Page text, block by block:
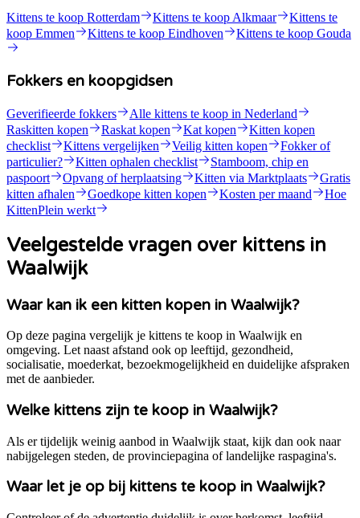
Kittens te koop Rotterdam Kittens te koop Alkmaar
Kittens te
koop Emmen
Kittens te koop Eindhoven Kittens te koop Gouda
Fokkers en koopgidsen
Geverifieerde fokkers
Alle kittens te koop in Nederland
Raskitten kopen
Raskat kopen Kat kopen
Kitten kopen
checklist
Kittens vergelijken Veilig kitten kopen
Fokker of
particulier?
Kitten ophalen checklist
Stamboom, chip en
paspoort
Opvang of herplaatsing Kitten via Marktplaats
Gratis
kitten afhalen
Goedkope kitten kopen Kosten per maand
Hoe
KittenPlein werkt
Veelgestelde vragen over kittens in
Waalwijk
Waar kan ik een kitten kopen in Waalwijk?
Op deze pagina vergelijk je kittens te koop in Waalwijk en
omgeving. Let naast afstand ook op leeftijd, gezondheid,
socialisatie, moederkat, bezoekmogelijkheid en duidelijke afspraken
met de aanbieder.
Welke kittens zijn te koop in Waalwijk?
Als er tijdelijk weinig aanbod in Waalwijk staat, kijk dan ook naar
nabijgelegen steden, de provinciepagina of landelijke raspagina's.
Waar let je op bij kittens te koop in Waalwijk?